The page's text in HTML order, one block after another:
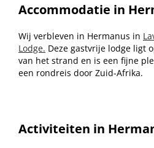
Accommodatie in
Wij verbleven in Hermanus in
Lodge. Deze gastvrije lodge ligt
van het strand en is een fijne
een rondreis door Zuid-Afrika.
Activiteiten in